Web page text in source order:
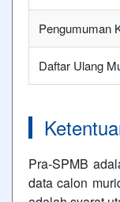
Pengumuman
Daftar Ulang
Pra-SPMB
data calon